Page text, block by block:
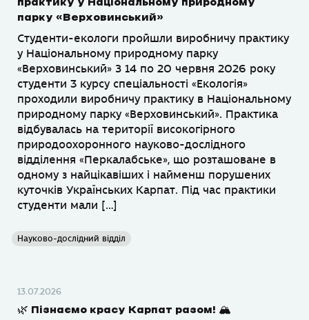
практику у Національному природному
парку «Верховинський»
Студенти-екологи пройшли виробничу практику
у Національному природному парку
«Верховинський» З 14 по 20 червня 2026 року
студенти 3 курсу спеціальності «Екологія»
проходили виробничу практику в Національному
природному парку «Верховинський». Практика
відбувалась на території високогірного
природоохоронного науково-дослідного
відділення «Перкалабське», що розташоване в
одному з найцікавіших і найменш порушених
куточків Українських Карпат. Під час практики
студенти мали […]
Науково-дослідний відділ
13.07.2026
🌿 Пізнаємо красу Карпат разом! 🏔